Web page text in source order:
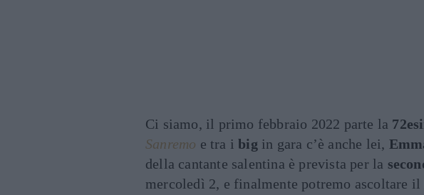
Ci siamo, il primo febbraio 2022 parte la
Sanremo e tra ibig in gara c’è anche lei,
della cantante salentina è prevista per la
mercoledì 2, e finalmente potremo ascoltare il